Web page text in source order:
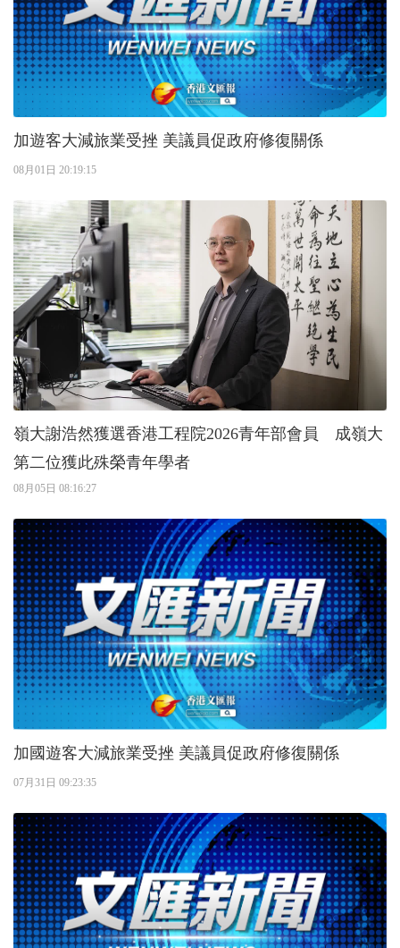
加遊客大減旅業受挫 美議員促政府修復關係
08月01日 20:19:15
嶺大謝浩然獲選香港工程院2026青年部會員 成嶺大
第二位獲此殊榮青年學者
08月05日 08:16:27
加國遊客大減旅業受挫 美議員促政府修復關係
07月31日 09:23:35